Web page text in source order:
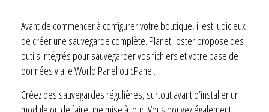
Avant de commencer à configurer votre boutique, il est judicieux
de créer une sauvegarde complète. PlanetHoster propose des
outils intégrés pour sauvegarder vos fichiers et votre base de
données via le World Panel ou cPanel.
Créez des sauvegardes régulières, surtout avant d’installer un